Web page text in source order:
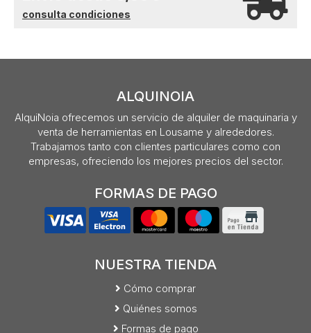
consulta condiciones
ALQUINOIA
AlquiNoia ofrecemos un servicio de alquiler de maquinaria y
venta de herramientas en Lousame y alrededores.
Trabajamos tanto con clientes particulares como con
empresas, ofreciendo los mejores precios del sector.
FORMAS DE PAGO
NUESTRA TIENDA
Cómo comprar
Quiénes somos
Formas de pago